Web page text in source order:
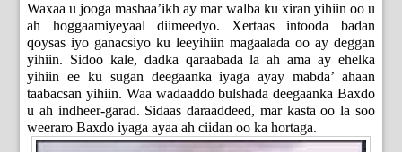
Waxaa u jooga mashaa’ikh ay mar walba ku xiran yihiin oo u
ah hoggaamiyeyaal diimeedyo. Xertaas intooda badan
qoysas iyo ganacsiyo ku leeyihiin magaalada oo ay deggan
yihiin. Sidoo kale, dadka qaraabada la ah ama ay ehelka
yihiin ee ku sugan deegaanka iyaga ayay mabda’ ahaan
taabacsan yihiin. Waa wadaaddo bulshada deegaanka Baxdo
u ah indheer-garad. Sidaas daraaddeed, mar kasta oo la soo
weeraro Baxdo iyaga ayaa ah ciidan oo ka hortaga.